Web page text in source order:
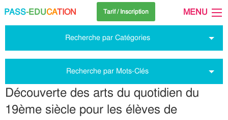
PASS-EDUCATION Tarif / Inscription MENU
Recherche par Catégories
Recherche par Mots-Clés
Découverte des arts du quotidien du
19ème siècle pour les élèves de